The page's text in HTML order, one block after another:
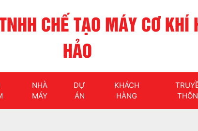
CHẾ TẠO MÁY CƠ KHÍ
HẢO
NHÀ
MÁY
DỰ
ÁN
KHÁCH
HÀNG